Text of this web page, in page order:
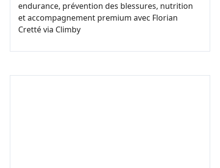
endurance, prévention des blessures, nutrition
et accompagnement premium avec Florian
Cretté via Climby